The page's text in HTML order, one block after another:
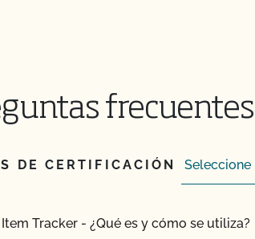
DE CERTIFICACIÓN
Tracker - ¿Qué es y cómo se utiliza?
¿cómo solicito un certificado
la certificación CCOF Transitoria,
afilio al CCOF como productor transitorio